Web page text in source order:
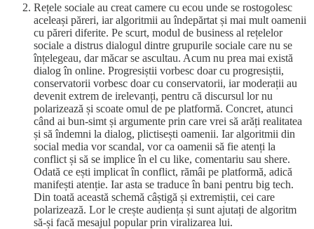
Rețele sociale au creat camere cu ecou unde se rostogolesc
aceleași păreri, iar algoritmii au îndepărtat și mai mult oamenii
cu păreri diferite. Pe scurt, modul de business al rețelelor
sociale a distrus dialogul dintre grupurile sociale care nu se
înțelegeau, dar măcar se ascultau. Acum nu prea mai există
dialog în online. Progresiștii vorbesc doar cu progresiștii,
conservatorii vorbesc doar cu conservatorii, iar moderații au
devenit extrem de irelevanți, pentru că discursul lor nu
polarizează și scoate omul de pe platformă. Concret, atunci
când ai bun-simt și argumente prin care vrei să arăți realitatea
și să îndemni la dialog, plictisești oamenii. Iar algoritmii din
social media vor scandal, vor ca oamenii să fie atenți la
conflict și să se implice în el cu like, comentariu sau shere.
Odată ce ești implicat în conflict, rămâi pe platformă, adică
manifești atenție. Iar asta se traduce în bani pentru big tech.
Din toată această schemă câștigă și extremiștii, cei care
polarizează. Lor le crește audiența și sunt ajutați de algoritm
să-și facă mesajul popular prin viralizarea lui.